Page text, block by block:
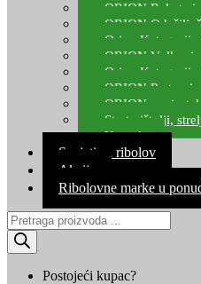
ORION Rakete i
ORION
Orion Kategorija
ORION Vulkani
Orion Kategorija
ORION Party
ORION
Start pištolji,
Kontakt
Savjeti za ribolov
Akcija
Ribolovne marke u
Products
search
Postojeći kupac?